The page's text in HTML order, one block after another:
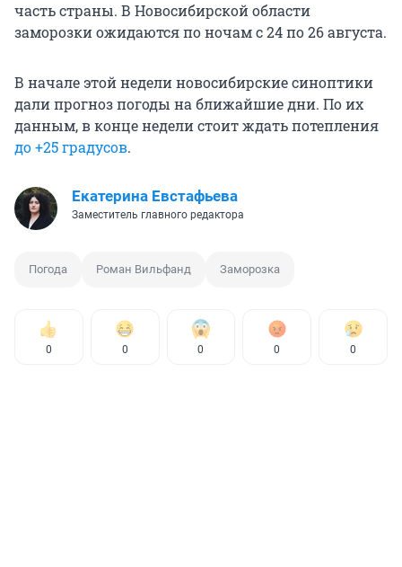
часть страны. В Новосибирской области
заморозки ожидаются по ночам с 24 по 26 августа.
В начале этой недели новосибирские синоптики
дали прогноз погоды на ближайшие дни. По их
данным, в конце недели стоит ждать потепления
до +25 градусов.
Екатерина Евстафьева
Заместитель главного редактора
Погода Роман Вильфанд Заморозка
0 0 0 0 0